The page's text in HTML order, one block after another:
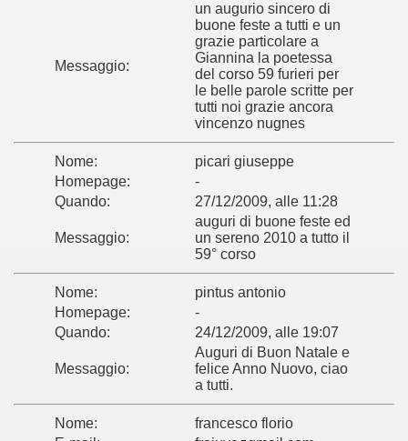
Messaggio:
un augurio sincero di
buone feste a tutti e un
grazie particolare a
Giannina la poetessa
del corso 59 furieri per
le belle parole scritte per
tutti noi grazie ancora
vincenzo nugnes
Nome:
picari giuseppe
Homepage:
-
Quando:
27/12/2009, alle 11:28
Messaggio:
auguri di buone feste ed
un sereno 2010 a tutto il
59° corso
Nome:
pintus antonio
Homepage:
-
Quando:
24/12/2009, alle 19:07
Messaggio:
Auguri di Buon Natale e
felice Anno Nuovo, ciao
a tutti.
Nome:
francesco florio